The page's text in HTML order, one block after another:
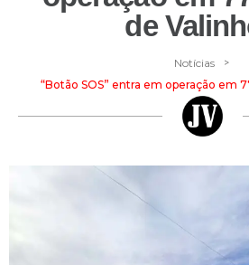
de
Notícias >
“Botão SOS” entra em operação em